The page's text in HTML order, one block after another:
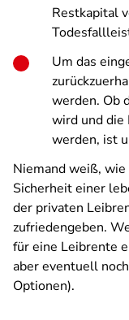
Restkapital
Um das
werden. Ob
wird und die
werden, ist
Niemand weiß,
Sicherheit einer
der privaten
zufriedengeben.
für eine Leibrente
aber eventuell
Optionen).